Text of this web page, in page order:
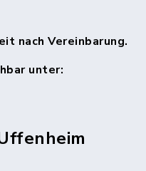
nach Vereinbarung.
unter: